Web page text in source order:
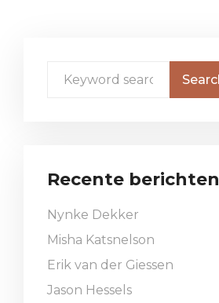
Recente berichten
Nynke Dekker
Misha Katsnelson
Erik van der Giessen
Jason Hessels